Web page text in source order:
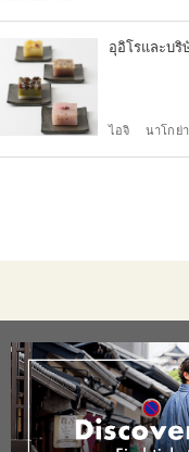
อุอิโรและบริ
ไอจิ นาโกย่า